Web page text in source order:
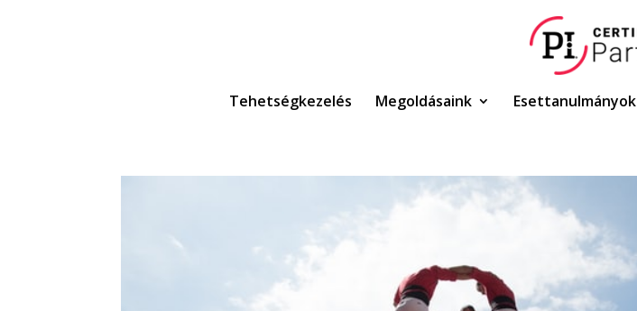
Tehetségkezelés Megoldásaink Esettanulmányok